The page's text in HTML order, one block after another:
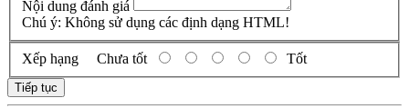
Nội dung đánh giá
Chú ý: Không sử dụng các định dạng HTML!
Xếp hạng Chưa tốt Tốt
Tiếp tục